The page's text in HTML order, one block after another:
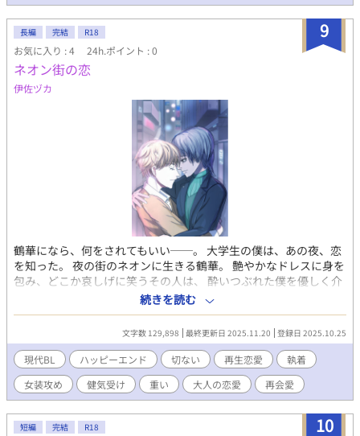
9
長編 完結 R18
お気に入り : 4 24h.ポイント : 0
ネオン街の恋
伊佐ヅカ
鶴華になら、何をされてもいい──。 大学生の僕は、あの夜、恋
を知った。 夜の街のネオンに生きる鶴華。 艶やかなドレスに身を
包み、どこか哀しげに笑うその人は、 酔いつぶれた僕を優しく介
抱してくれた。 それがすべての始まりだった。 距離が縮まり、恋
心を自覚した瞬間、日常は音を立てて崩れた。 求めるほど、互い
を壊していった。 成す術もなく、掌から零れ落ちていく彼を見つ
めるしかできなかった。 ──自分の無力さと絶望の中で、僕は大
人になった。 数年後、区役所職員となった僕は、再び鶴華と出会
う。 今度は、ホームレスと支援員という形で。 そこにいたのは、
かつての華やかさを失い、それでも必死に立ち上がろうとする彼
だった。 再び芽吹く恋心に、薬と暴力という現実が立ちはだか
る。 それでも信じている。 もう一度、彼を愛せると。 もう一
続きを読む
文字数 129,898 最終更新日 2025.11.20 登録日 2025.10.25
現代BL ハッピーエンド 切ない 再生恋愛
執着
女装攻め
健気受け 重い 大人の恋愛 再会愛
10
短編 完結 R18